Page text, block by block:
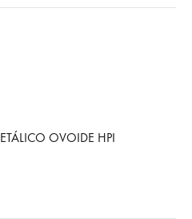
OVOIDE HPI